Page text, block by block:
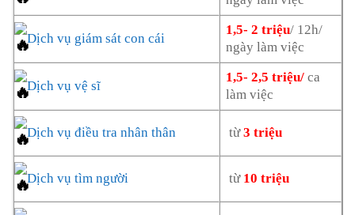
Dịch vụ giám sát con cái
1,5- 2 triệu/ 12h/
ngày làm việc
Dịch vụ vệ sĩ
1,5- 2,5 triệu/ ca
làm việc
Dịch vụ điều tra nhân thân từ3 triệu
Dịch vụ tìm người từ 10 triệu